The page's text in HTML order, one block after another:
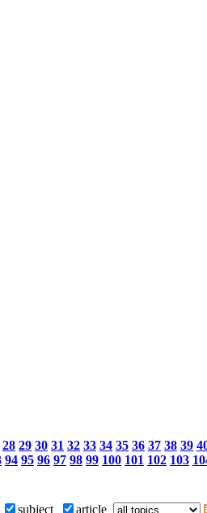
28 29 30 31 32 33 34 35 36 37 38 39
94 95 96 97 98 99 100 101 102 103
subject article